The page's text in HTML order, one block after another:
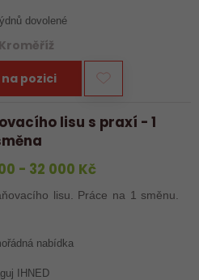
dovolené
Kroměříž
pozici
lisu s praxí - 1
- 32 000 Kč
lisu. Práce na 1 směnu.
nabídka
IHNED